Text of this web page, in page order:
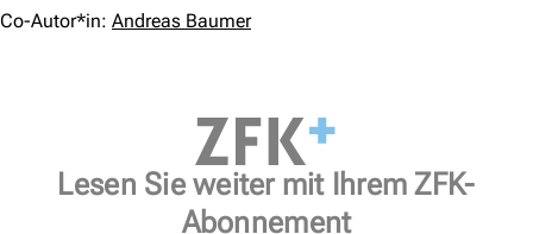
Co-Autor*in: Andreas Baumer
Lesen Sie weiter mit Ihrem ZFK-
Abonnement